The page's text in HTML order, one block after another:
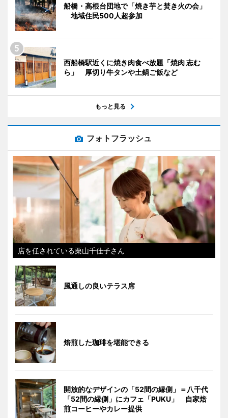
船橋・高根台団地で「焼き芋と焚き火の会」
地域住民500人超参加
西船橋駅近くに焼き肉食べ放題「焼肉 志む
ら」 厚切り牛タンや土鍋ご飯など
もっと見る
フォトフラッシュ
店を任されている栗山千佳子さん
風通しの良いテラス席
焙煎した珈琲を堪能できる
開放的なデザインの「52間の縁側」＝八千代
「52間の縁側」にカフェ「PUKU」 自家焙
煎コーヒーやカレー提供